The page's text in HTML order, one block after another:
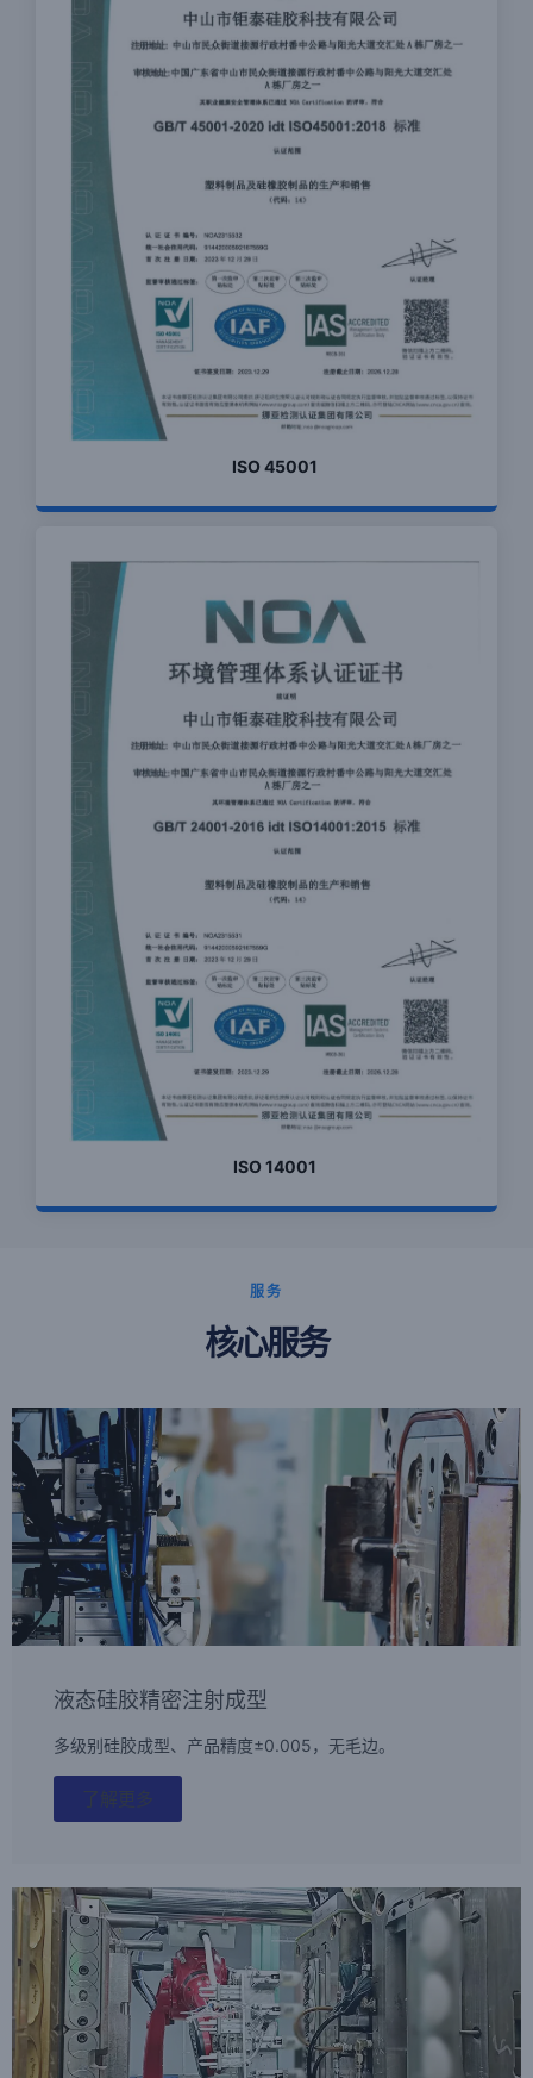
ISO 45001
ISO 14001
服务
核心服务
液态硅胶精密注射成型
多级别硅胶成型、产品精度±0.005，无毛边。
了解更多